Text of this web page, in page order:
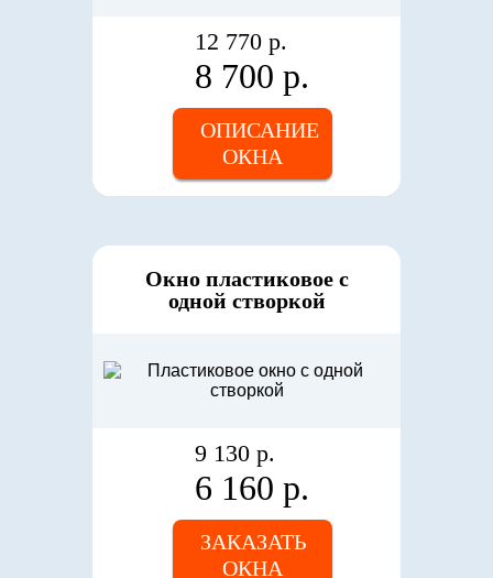
12 770 р.
8 700 р.
ОПИСАНИЕ
ОКНА
Окно пластиковое с
одной створкой
9 130 р.
6 160 р.
ЗАКАЗАТЬ
ОКНА